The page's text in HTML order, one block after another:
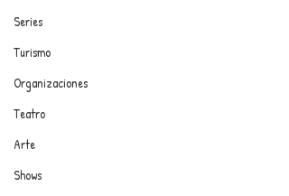
ANUNCIATE CON NOSOTROS
PARA MÁS INFORMACIÓN:
dinamicaseltrendytop@gmail.com
Series
Turismo
Organizaciones
Teatro
Arte
Shows